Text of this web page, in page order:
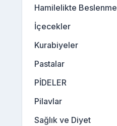
Hamilelikte Beslenme
İçecekler
Kurabiyeler
Pastalar
PİDELER
Pilavlar
Sağlık ve Diyet